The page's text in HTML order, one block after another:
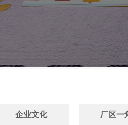
企业文化 厂区一